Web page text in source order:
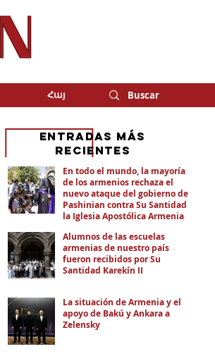
Հայ
En todo el mundo, la mayoría
de los armenios rechaza el
nuevo ataque del gobierno de
Pashinian contra Su Santidad y
la Iglesia Apostólica Armenia
Alumnos de las escuelas
armenias de nuestro país
fueron recibidos por Su
Santidad Karekín II
La situación de Armenia y el
apoyo de Bakú y Ankara a
Zelensky
eNTRADAS MÁS
RECIENTES